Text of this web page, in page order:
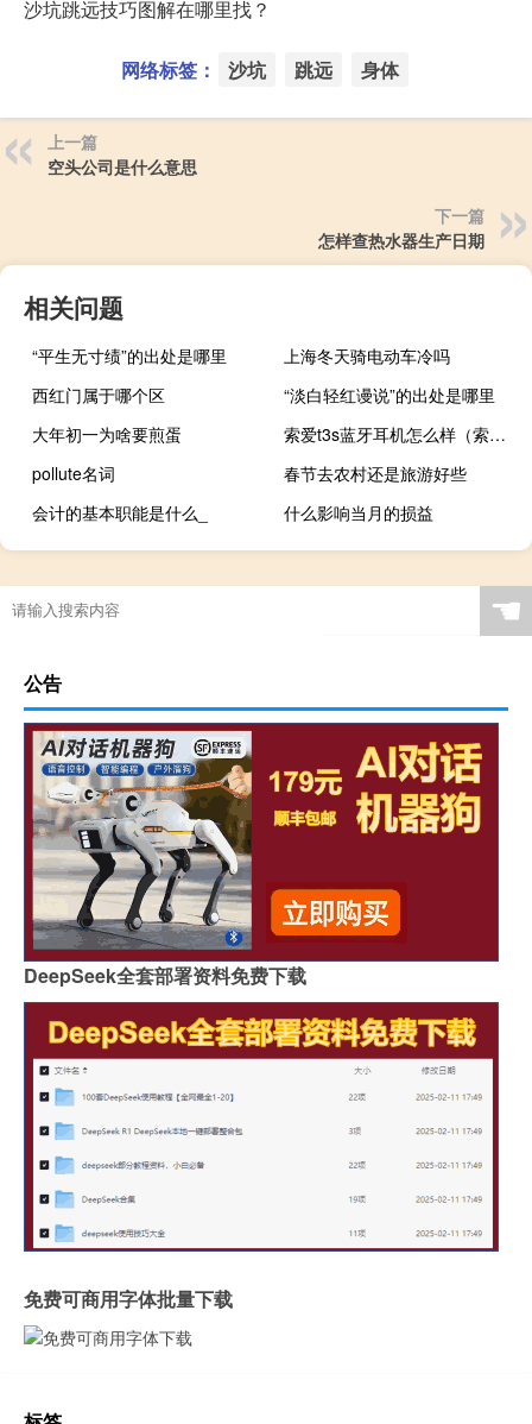
沙坑跳远技巧图解在哪里找？
网络标签： 沙坑 跳远 身体
上一篇
空头公司是什么意思
下一篇
怎样查热水器生产日期
相关问题
“平生无寸绩”的出处是哪里
上海冬天骑电动车冷吗
西红门属于哪个区
“淡白轻红谩说”的出处是哪里
大年初一为啥要煎蛋
索爱t3s蓝牙耳机怎么样（索爱t303）
pollute名词
春节去农村还是旅游好些
会计的基本职能是什么_
什么影响当月的损益
☚
公告
DeepSeek全套部署资料免费下载
免费可商用字体批量下载